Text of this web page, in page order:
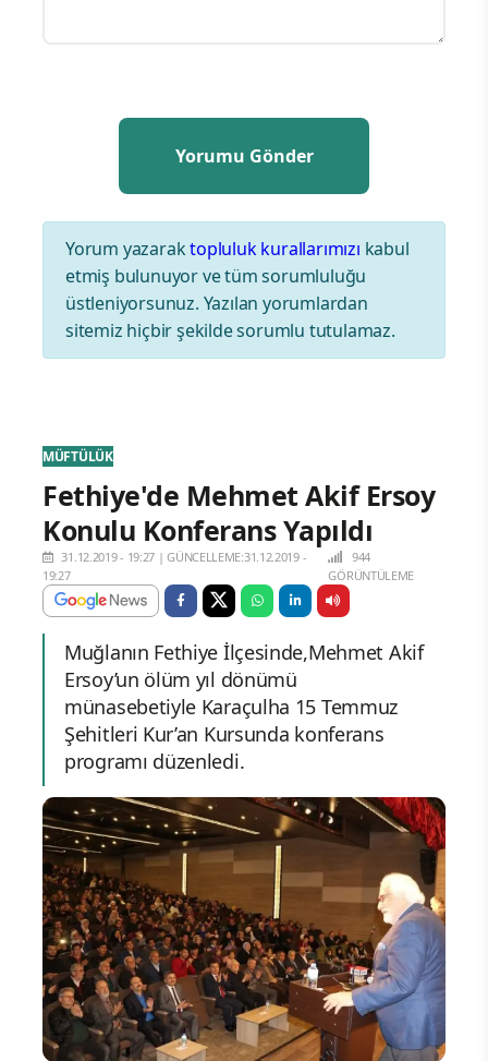
Yorum yazaraktopluluk kurallarımızı kabul
etmiş bulunuyor ve tüm sorumluluğu
üstleniyorsunuz. Yazılan yorumlardan
sitemiz hiçbir şekilde sorumlu tutulamaz.
MÜFTÜLÜK
Fethiye'de Mehmet Akif Ersoy
Konulu Konferans Yapıldı
31.12.2019 - 19:27 |GÜNCELLEME:31.12.2019 -
19:27
944
GÖRÜNTÜLEME
Muğlanın Fethiye İlçesinde,Mehmet Akif
Ersoy’un ölüm yıl dönümü
münasebetiyle Karaçulha 15 Temmuz
Şehitleri Kur’an Kursunda konferans
programı düzenledi.